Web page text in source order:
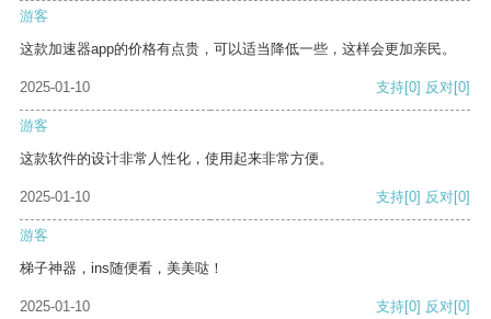
游客
这款加速器app的价格有点贵，可以适当降低一些，这样会更加亲民。
2025-01-10 支持[0] 反对[0]
游客
这款软件的设计非常人性化，使用起来非常方便。
2025-01-10 支持[0] 反对[0]
游客
梯子神器，ins随便看，美美哒！
2025-01-10 支持[0] 反对[0]